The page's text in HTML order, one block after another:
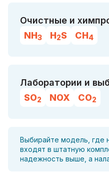
Очистные и
NH3 H2S CH4
Лаборатории и
SO2 NOX CO2
Выбирайте модель, где
входят в штатную
надежность выше, а